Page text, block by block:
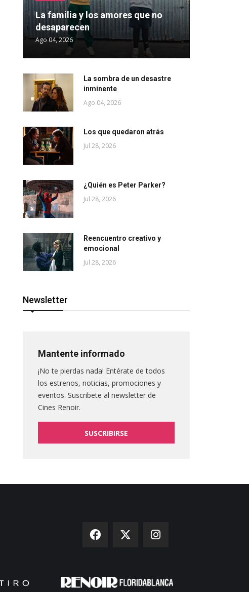
La familia y los amores que no
desaparecen
Ago 04, 2026
La sombra de un desastre
inminente
Ago 04, 2026
Los que quedaron atrás
Jul 28, 2026
¿Quién es Peter Parker?
Jul 28, 2026
Reencuentro creativo y
emocional
Jul 28, 2026
Newsletter
Mantente informado
¡No te pierdas nada! Entérate de todos
los estrenos, noticias, promociones y
eventos. Suscribete al newsletter de
Cines Renoir.
SUSCRIBIRSE